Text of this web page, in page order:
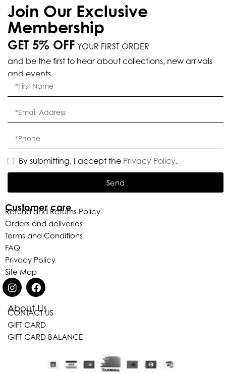
About Us
CONTACT US
GIFT CARD
GIFT CARD BALANCE
Customer care
Refund and Returns Policy
Orders and deliveries
Terms and Conditions
FAQ
Privacy Policy
Site Map
Join Our Exclusive
Membership
GET 5% OFF YOUR FIRST ORDER
and be the first to hear about collections, new arrivals
and events.
By submitting, I accept the Privacy Policy.
Send
Eleganza Israel